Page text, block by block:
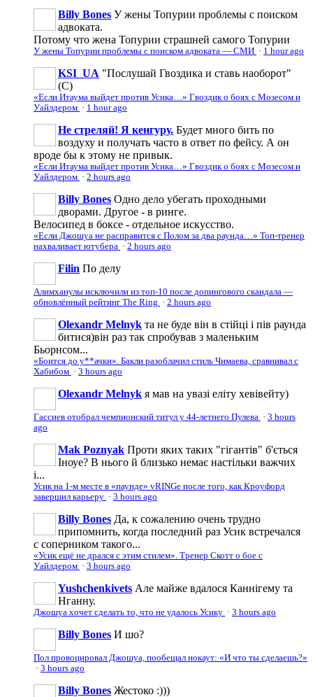
Billy Bones У жены Топурии проблемы с поиском
адвоката.
Потому что жена Топурии страшней самого Топурии
У жены Топурии проблемы с поиском адвоката — СМИ · 1 hour ago
KSI_UA "Послушай Гвоздика и ставь наоборот"
(С)
«Если Итаума выйдет против Усика…» Гвоздик о боях с Мозесом и
Уайлдером · 1 hour ago
Не стреляй! Я кенгуру. Будет много бить по
воздуху и получать часто в ответ по фейсу. А он
вроде бы к этому не привык.
«Если Итаума выйдет против Усика…» Гвоздик о боях с Мозесом и
Уайлдером · 2 hours ago
Billy Bones Одно дело убегать проходными
дворами. Другое - в ринге.
Велосипед в боксе - отдельное искусство.
«Если Джошуа не расправится с Полом за два раунда…» Топ-тренер
нахваливает ютубера · 2 hours ago
Filin По делу
Алимханулы исключили из топ-10 после допингового скандала —
обновлённый рейтинг The Ring · 2 hours ago
Olexandr Melnyk та не буде він в стійці і пів раунда
битися)він раз так спробував з маленьким
Бьорнсом...
«Боится до у**ачки». Бакли разоблачил стиль Чимаева, сравнивал с
Хабибом · 3 hours ago
Olexandr Melnyk я мав на увазі еліту хевівейту)
Гассиев отобрал чемпионский титул у 44-летнего Пулева · 3 hours
ago
Mak Poznyak Проти яких таких "гігантів" б'ється
Іноуе? В нього й близько немає настільки важчих
і...
Усик на 1-м месте в «паунде» vRINGe после того, как Кроуфорд
завершил карьеру · 3 hours ago
Billy Bones Да, к сожалению очень трудно
припомнить, когда последний раз Усик встречался
с соперником такого...
«Усик ещё не дрался с этим стилем». Тренер Скотт о бое с
Уайлдером · 3 hours ago
Yushchenkivets Але майже вдалося Каннігему та
Нганну.
Джошуа хочет сделать то, что не удалось Усику · 3 hours ago
Billy Bones И шо?
Пол провоцировал Джошуа, пообещал нокаут: «И что ты сделаешь?»
· 3 hours ago
Billy Bones Жестоко :)))